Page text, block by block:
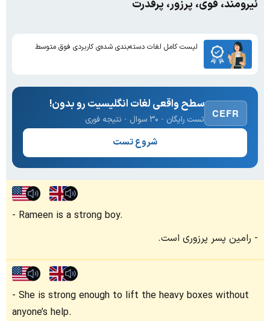
نیرومند، قوی، پرزور، پرقدرت
لیست کامل لغات دسته‌بندی شده‌ی کاربردی فوق متوسط
CEFR
سطح واقعی لغات انگلیسیت رو بدون!
تست رایگان · ۳۰ سوال · نتیجه فوری
شروع تست
Rameen is a strong boy.
رامین پسر پرزوری است.
She is strong enough to lift the heavy boxes without
anyone’s help.